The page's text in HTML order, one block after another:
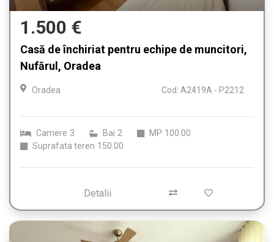
1.500 €
Casă de închiriat pentru echipe de muncitori,
Nufărul, Oradea
Oradea Cod: A2419A - P2212
Camere 3 Bai 2 MP 100.00
Suprafata teren 150.00
Detalii